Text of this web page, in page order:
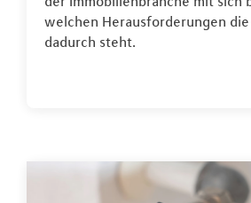
welchen Herausforderungen die
dadurch steht.